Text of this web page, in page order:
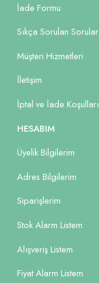
İade Formu
Sıkça Sorulan Sorular
Müşteri Hizmetleri
İletişim
İptal ve İade Koşulları
HESABIM
Üyelik Bilgilerim
Adres Bilgilerim
Siparişlerim
Stok Alarm Listem
Alışveriş Listem
Fiyat Alarm Listem